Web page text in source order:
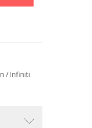
/ Infiniti